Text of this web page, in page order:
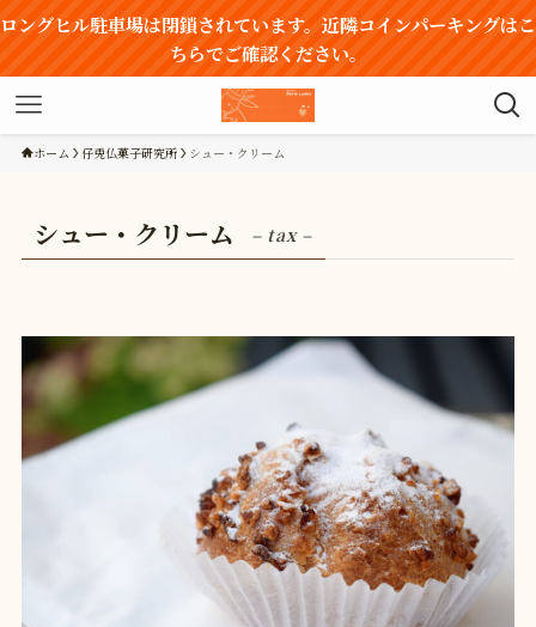
ロングヒル駐車場は閉鎖されています。近隣コインパーキングはこ
ちらでご確認ください。
ホーム 仔兎仏菓子研究所 シュー・クリーム
シュー・クリーム – tax –